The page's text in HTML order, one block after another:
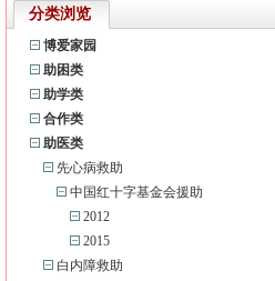
分类浏览
博爱家园
助困类
助学类
合作类
助医类
先心病救助
中国红十字基金会援助
2012
2015
白内障救助